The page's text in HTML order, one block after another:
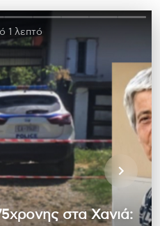
1 λεπτό
στα Χανιά: